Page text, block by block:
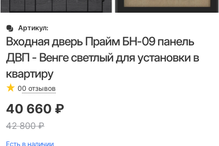
Артикул:
Входная дверь Прайм БН-09 панель
ДВП - Венге светлый для установки в
квартиру
00 отзывов
42 800 ₽
40 660 ₽
Есть в наличии